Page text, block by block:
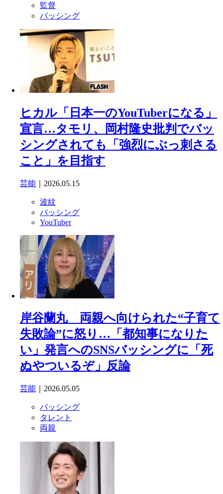
監督
バッシング
ヒカル「日本一のYouTuberになる」
宣言…タモリ、岡村隆史批判でバッ
シングされても「強烈にぶっ刺さる
こと」を目指す
芸能 ｜2026.05.15
波紋
バッシング
YouTuber
岸谷蘭丸 両親へ向けられた“子育て
失敗論”に怒り…「都知事になりた
い」発言へのSNSバッシングに「死
ぬやついるぞ」反論
芸能 ｜2026.05.05
バッシング
タレント
両親